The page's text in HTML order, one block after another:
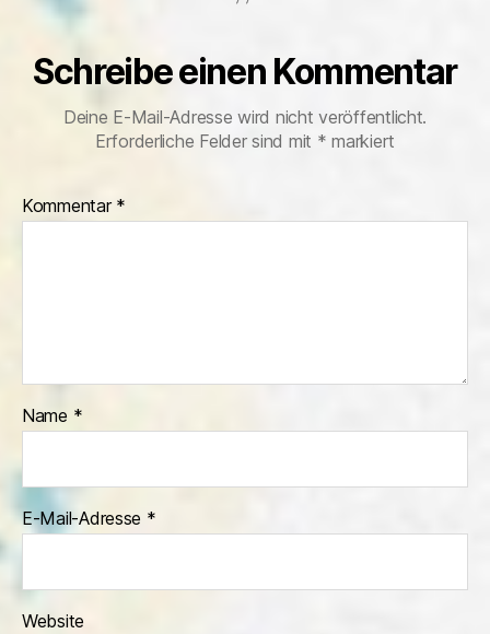
Schreibe einen Kommentar
Deine E-Mail-Adresse wird nicht veröffentlicht.
Erforderliche Felder sind mit * markiert
Kommentar *
Name *
E-Mail-Adresse *
Website